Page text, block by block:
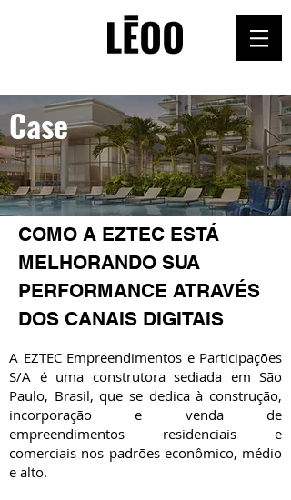
Case
COMO A EZTEC ESTÁ
MELHORANDO SUA
PERFORMANCE ATRAVÉS
DOS CANAIS DIGITAIS
A EZTEC Empreendimentos e Participações
S/A é uma construtora sediada em São
Paulo, Brasil, que se dedica à construção,
incorporação e venda de
empreendimentos residenciais e
comerciais nos padrões econômico, médio
e alto.